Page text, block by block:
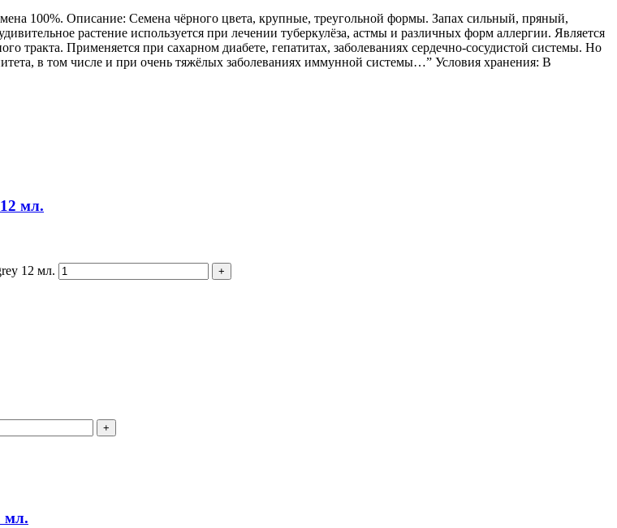
100%. Описание: Семена чёрного цвета, крупные, треугольной формы. Запах сильный, пряный,
растение используется при лечении туберкулёза, астмы и различных форм аллергии. Является
тракта. Применяется при сахарном диабете, гепатитах, заболеваниях сердечно-сосудистой системы. Но
в том числе и при очень тяжёлых заболеваниях иммунной системы…” Условия хранения: В
мл.
12 мл.
мл.